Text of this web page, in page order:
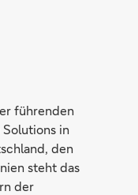
führenden
in
den
steht das
der